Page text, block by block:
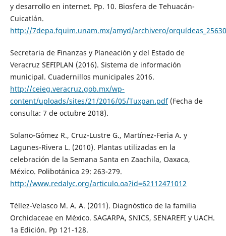
y desarrollo en internet. Pp. 10. Biosfera de Tehuacán-
Cuicatlán.
http://7depa.fquim.unam.mx/amyd/archivero/
Secretaria de Finanzas y Planeación y del Estado de
Veracruz SEFIPLAN (2016). Sistema de información
municipal. Cuadernillos municipales 2016.
http://ceieg.veracruz.gob.mx/wp-
content/uploads/sites/21/2016/05/Tuxpan.pdf(Fecha de
consulta: 7 de octubre 2018).
Solano-Gómez R., Cruz-Lustre G., Martínez-Feria A. y
Lagunes-Rivera L. (2010). Plantas utilizadas en la
celebración de la Semana Santa en Zaachila, Oaxaca,
México. Polibotánica 29: 263-279.
http://www.redalyc.org/articulo.oa?id=62112471012
Téllez-Velasco M. A. A. (2011). Diagnóstico de la familia
Orchidaceae en México. SAGARPA, SNICS, SENAREFI y UACH.
1a Edición. Pp 121-128.